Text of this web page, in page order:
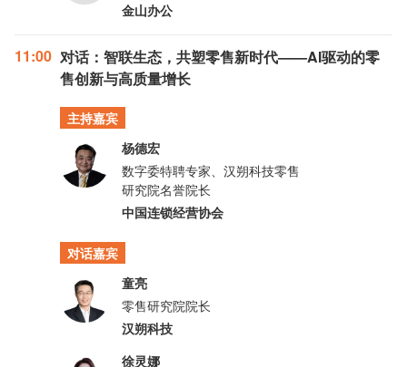
金山办公
11:00 对话：智联生态，共塑零售新时代——AI驱动的零
售创新与高质量增长
主持嘉宾
杨德宏
数字委特聘专家、汉朔科技零售
研究院名誉院长
中国连锁经营协会
对话嘉宾
童亮
零售研究院院长
汉朔科技
徐灵娜